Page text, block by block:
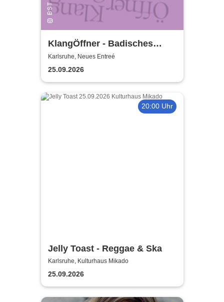
KlangÖffner - Badisches
Staatstheater Karlsruhe
Karlsruhe, Neues Entreé
25.09.2026
20:00 Uhr
Jelly Toast - Reggae & Ska
Karlsruhe, Kulturhaus Mikado
25.09.2026